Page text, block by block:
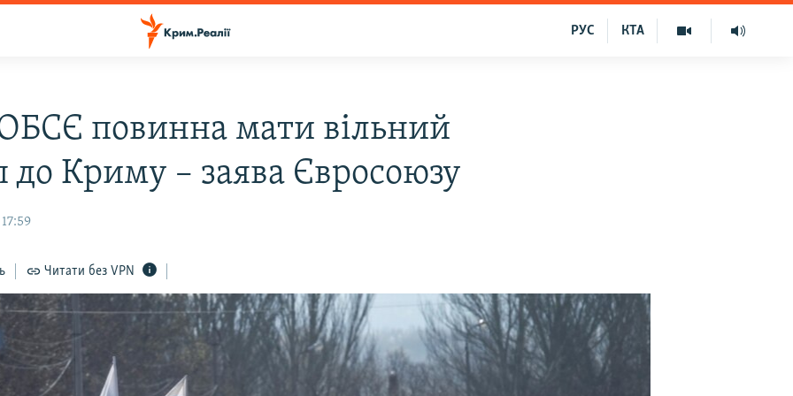
КТА
РУС
повинна мати вільний
до Криму – заява Євросоюзу
Читати без VPN